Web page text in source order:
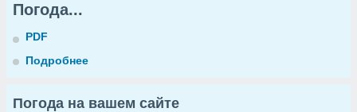
Погода...
PDF
Подробнее
Погода на вашем сайте